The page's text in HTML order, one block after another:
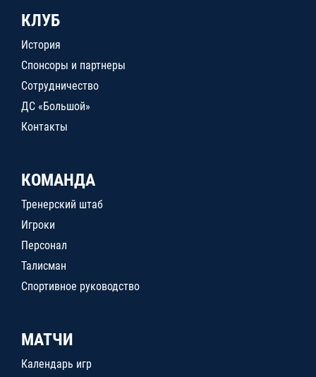
КЛУБ
История
Спонсоры и партнеры
Сотрудничество
ДС «Большой»
Контакты
КОМАНДА
Тренерский штаб
Игроки
Персонал
Талисман
Спортивное руководство
МАТЧИ
Календарь игр